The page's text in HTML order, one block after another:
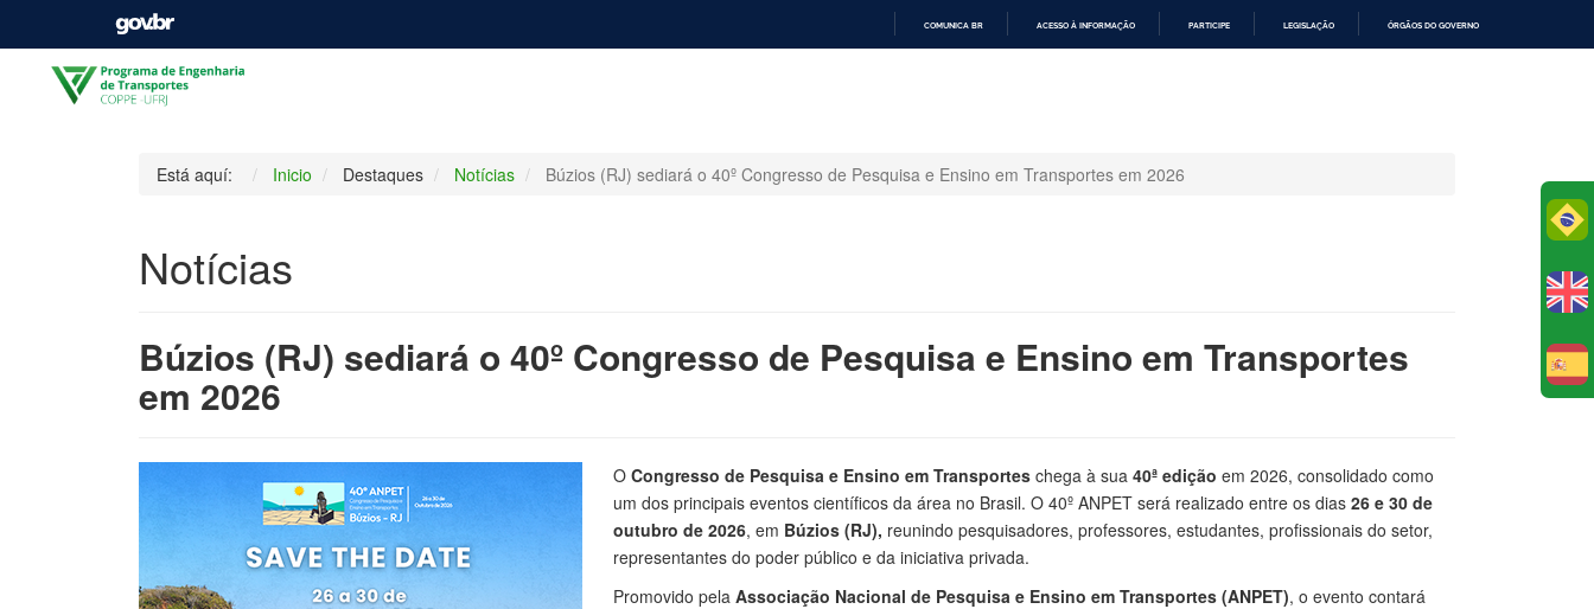
COMUNICA BR ACESSO À INFORMAÇÃO PARTICIPE LEGISLAÇÃO ÓRGÃOS DO GOVERNO
Está aquí: Inicio Destaques Notícias Búzios (RJ) sediará o 40º Congresso de Pesquisa e Ensino em Transportes em 2026
Notícias
Búzios (RJ) sediará o 40º Congresso de Pesquisa e Ensino em Transportes
em 2026
O Congresso de Pesquisa e Ensino em Transportes chega à sua 40ª edição em 2026, consolidado como
um dos principais eventos científicos da área no Brasil. O 40º ANPET será realizado entre os dias 26 e 30 de
outubro de 2026, em Búzios (RJ), reunindo pesquisadores, professores, estudantes, profissionais do setor,
representantes do poder público e da iniciativa privada.
Promovido pela Associação Nacional de Pesquisa e Ensino em Transportes (ANPET), o evento contará